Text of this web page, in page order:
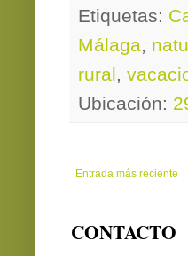
Etiquetas:
Málaga,
rural,
Ubicación:
Entrada más reciente
CONTACTO